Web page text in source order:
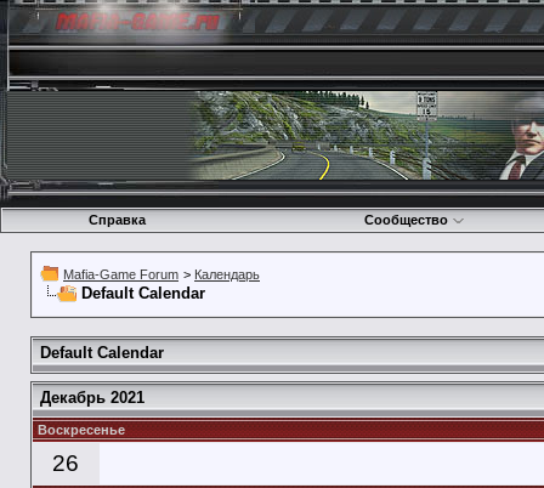
Справка Сообщество
Mafia-Game Forum > Календарь
Default Calendar
Default Calendar
Декабрь 2021
Воскресенье
26